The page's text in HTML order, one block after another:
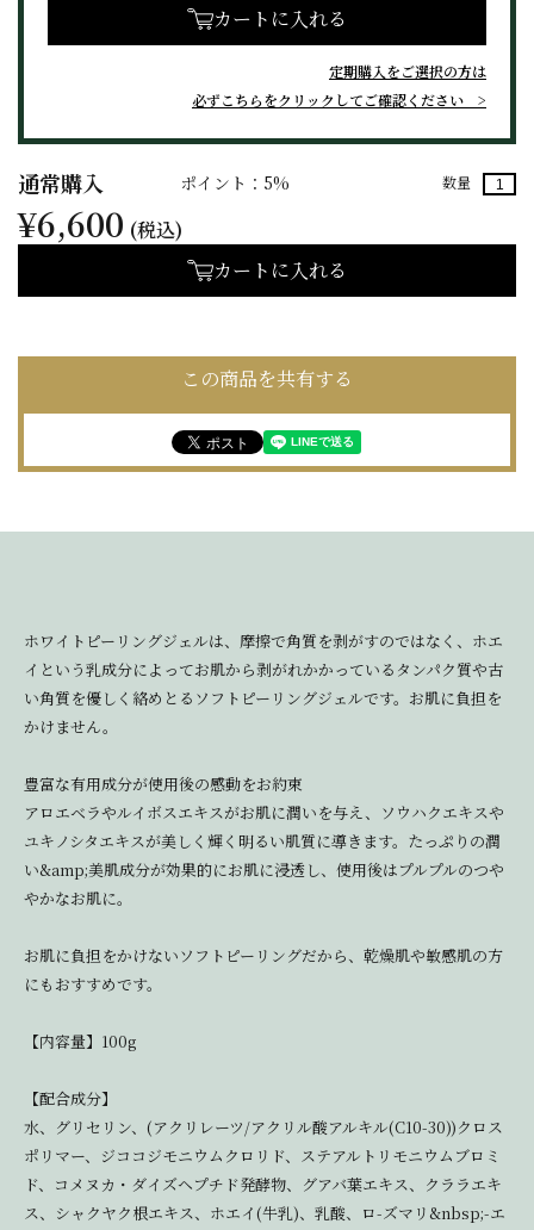
カートに入れる
定期購入をご選択の方は
必ずこちらをクリックしてご確認ください
通常購入 ポイント：5% 数量
¥6,600 (税込)
カートに入れる
この商品を共有する
ホワイトピーリングジェルは、摩擦で角質を剥がすのではなく、ホエ
イという乳成分によってお肌から剥がれかかっているタンパク質や古
い角質を優しく絡めとるソフトピーリングジェルです。お肌に負担を
かけません。
豊富な有用成分が使用後の感動をお約束
アロエベラやルイボスエキスがお肌に潤いを与え、ソウハクエキスや
ユキノシタエキスが美しく輝く明るい肌質に導きます。たっぷりの潤
い&amp;美肌成分が効果的にお肌に浸透し、使用後はプルプルのつや
やかなお肌に。
お肌に負担をかけないソフトピーリングだから、乾燥肌や敏感肌の方
にもおすすめです。
【内容量】100g
【配合成分】
水、グリセリン、(アクリレーツ/アクリル酸アルキル(C10-30))クロス
ポリマー、ジココジモニウムクロリド、ステアルトリモニウムブロミ
ド、コメヌカ・ダイズヘプチド発酵物、グアバ葉エキス、クララエキ
ス、シャクヤク根エキス、ホエイ(牛乳)、乳酸、ロ-ズマリ&nbsp;-エ